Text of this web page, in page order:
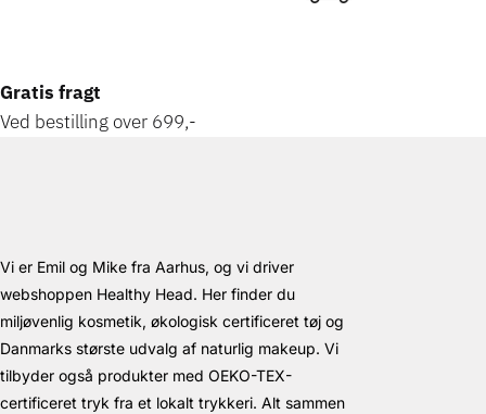
Gratis fragt
Ved bestilling over 699,-
Vi er Emil og Mike fra Aarhus, og vi driver
webshoppen Healthy Head. Her finder du
miljøvenlig kosmetik, økologisk certificeret tøj og
Danmarks største udvalg af naturlig makeup. Vi
tilbyder også produkter med OEKO-TEX-
certificeret tryk fra et lokalt trykkeri. Alt sammen